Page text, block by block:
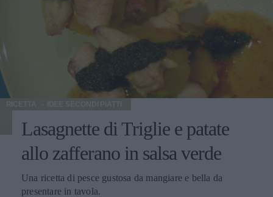
RICETTA IDEE SECONDI PIATTI
Lasagnette di Triglie e patate
allo zafferano in salsa verde
Una ricetta di pesce gustosa da mangiare e bella da
presentare in tavola.